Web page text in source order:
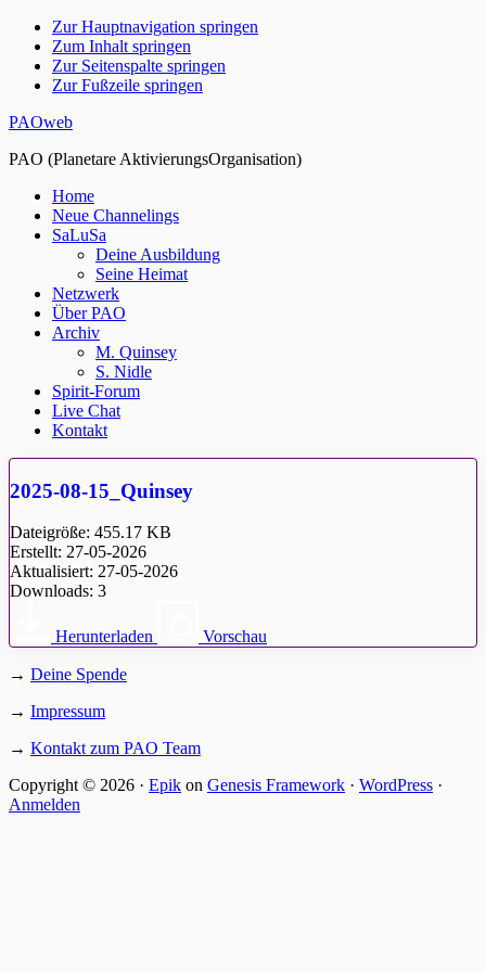
Zur Hauptnavigation springen
Zum Inhalt springen
Zur Seitenspalte springen
Zur Fußzeile springen
PAOweb
PAO (Planetare AktivierungsOrganisation)
Home
Neue Channelings
SaLuSa
Deine Ausbildung
Seine Heimat
Netzwerk
Über PAO
Archiv
M. Quinsey
S. Nidle
Spirit-Forum
Live Chat
Kontakt
2025-08-15_Quinsey
Dateigröße: 455.17 KB
Erstellt: 27-05-2026
Aktualisiert: 27-05-2026
Downloads: 3
Herunterladen Vorschau
Footer
→ Deine Spende
→ Impressum
→ Kontakt zum PAO Team
Copyright © 2026 · Epik on Genesis Framework · WordPress ·
Anmelden